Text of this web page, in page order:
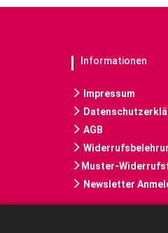
Informationen
Impressum
AGB
Muster-
Newsletter